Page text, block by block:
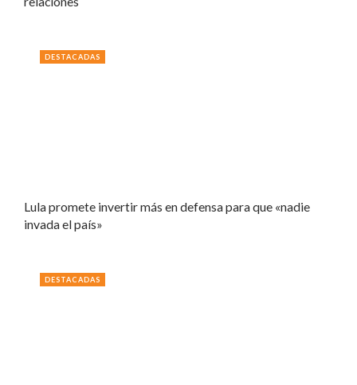
Lula promete invertir más en defensa para que «nadie
invada el país»
DESTACADAS
DESTACADAS